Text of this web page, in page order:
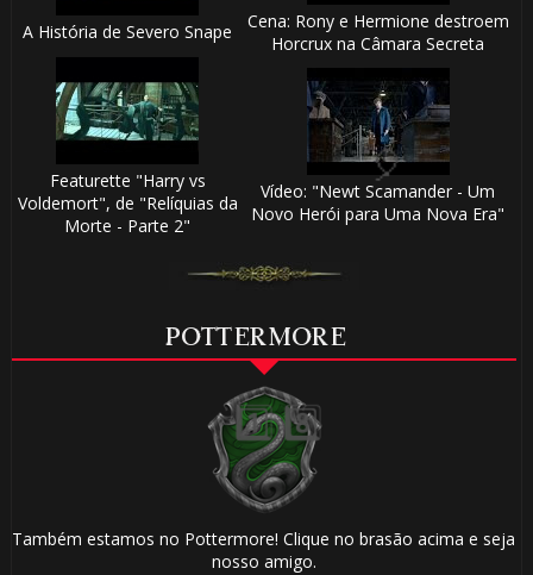
A História de Severo Snape
Cena: Rony e Hermione destroem
Horcrux na Câmara Secreta
Featurette "Harry vs
Voldemort", de "Relíquias da
Morte - Parte 2"
Vídeo: "Newt Scamander - Um
Novo Herói para Uma Nova Era"
POTTERMORE
Também estamos no Pottermore! Clique no brasão acima e seja
nosso amigo.
🎈